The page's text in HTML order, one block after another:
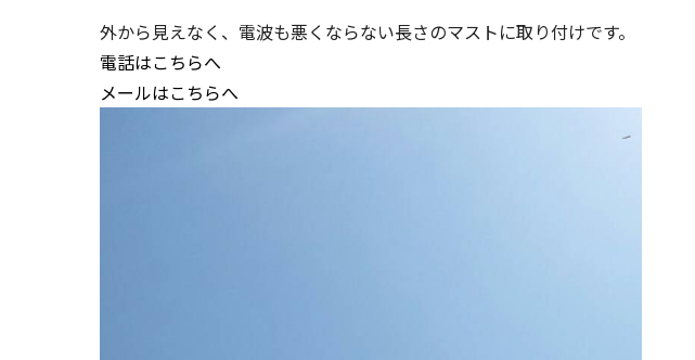
外から見えなく、電波も悪くならない長さのマストに取り付けです。
電話はこちらへ
メールはこちらへ